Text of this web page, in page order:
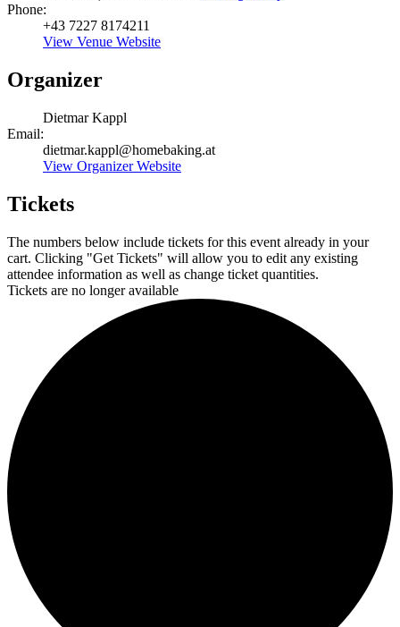
Phone:
+43 7227 8174211
View Venue Website
Organizer
Dietmar Kappl
Email:
dietmar.kappl@homebaking.at
View Organizer Website
Tickets
The numbers below include tickets for this event already in your
cart. Clicking "Get Tickets" will allow you to edit any existing
attendee information as well as change ticket quantities.
Tickets are no longer available